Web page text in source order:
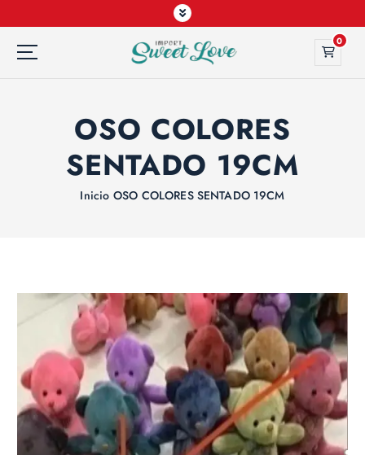
0
OSO COLORES
SENTADO 19CM
Inicio OSO COLORES SENTADO 19CM